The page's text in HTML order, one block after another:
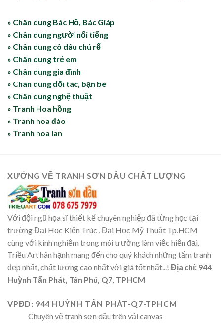
» Chân dung Bác Hồ, Bác Giáp
» Chân dung người nổi tiếng
» Chân dung cô dâu chú rể
» Chân dung trẻ em
» Chân dung gia đình
» Chân dung đối tác, bạn bè
» Chân dung nghệ thuật
» Tranh Hoa hồng
» Tranh hoa đào
» Tranh hoa lan
XƯỞNG VẼ TRANH SƠN DẦU CHẤT LƯỢNG
Với đội ngũ họa sĩ thiết kế chuyên nghiệp đã từng học tại
trường Đại Học Kiến Trúc , Đại Học Mỹ Thuật Tp.HCM
cùng với kinh nghiệm trong môi trường làm việc hiện đại.
Triều Art hân hạnh mang đến cho quý khách những tấm tranh
đẹp nhất, chất lượng cao nhất với giá tốt nhất...! Địa chỉ: 944
Huỳnh Tấn Phát, Tân Phú, Q7, TPHCM
VPĐD: 944 HUỲNH TẤN PHÁT-Q7-TPHCM
Chuyên vẽ tranh sơn dầu trên vải canvas